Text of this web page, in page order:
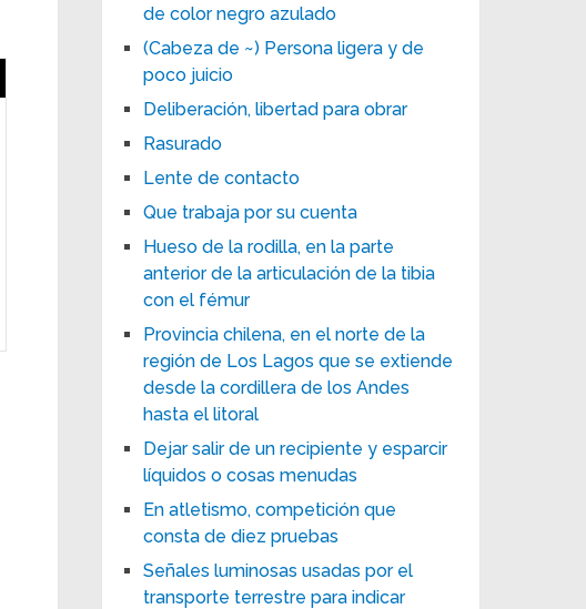
de color negro azulado
(Cabeza de ~) Persona ligera y de
poco juicio
Deliberación, libertad para obrar
Rasurado
Lente de contacto
Que trabaja por su cuenta
Hueso de la rodilla, en la parte
anterior de la articulación de la tibia
con el fémur
Provincia chilena, en el norte de la
región de Los Lagos que se extiende
desde la cordillera de los Andes
hasta el litoral
Dejar salir de un recipiente y esparcir
líquidos o cosas menudas
En atletismo, competición que
consta de diez pruebas
Señales luminosas usadas por el
transporte terrestre para indicar